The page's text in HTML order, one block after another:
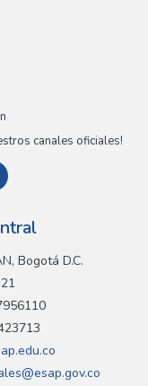
canales oficiales!
Bogotá D.C.